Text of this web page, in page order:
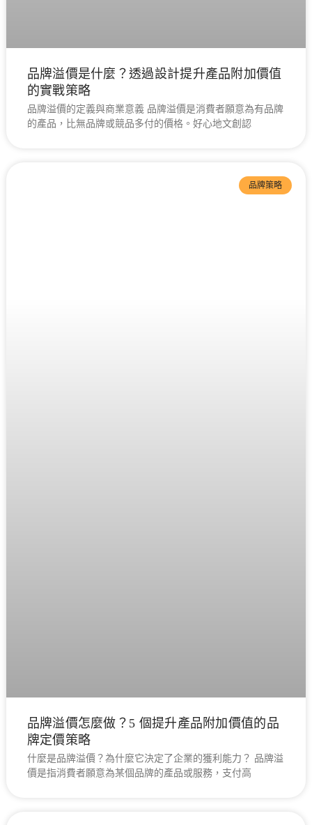
品牌溢價是什麼？透過設計提升產品附加價值
的實戰策略
品牌溢價的定義與商業意義 品牌溢價是消費者願意為有品牌
的產品，比無品牌或競品多付的價格。好心地文創認
品牌策略
品牌溢價怎麼做？5 個提升產品附加價值的品
牌定價策略
什麼是品牌溢價？為什麼它決定了企業的獲利能力？ 品牌溢
價是指消費者願意為某個品牌的產品或服務，支付高